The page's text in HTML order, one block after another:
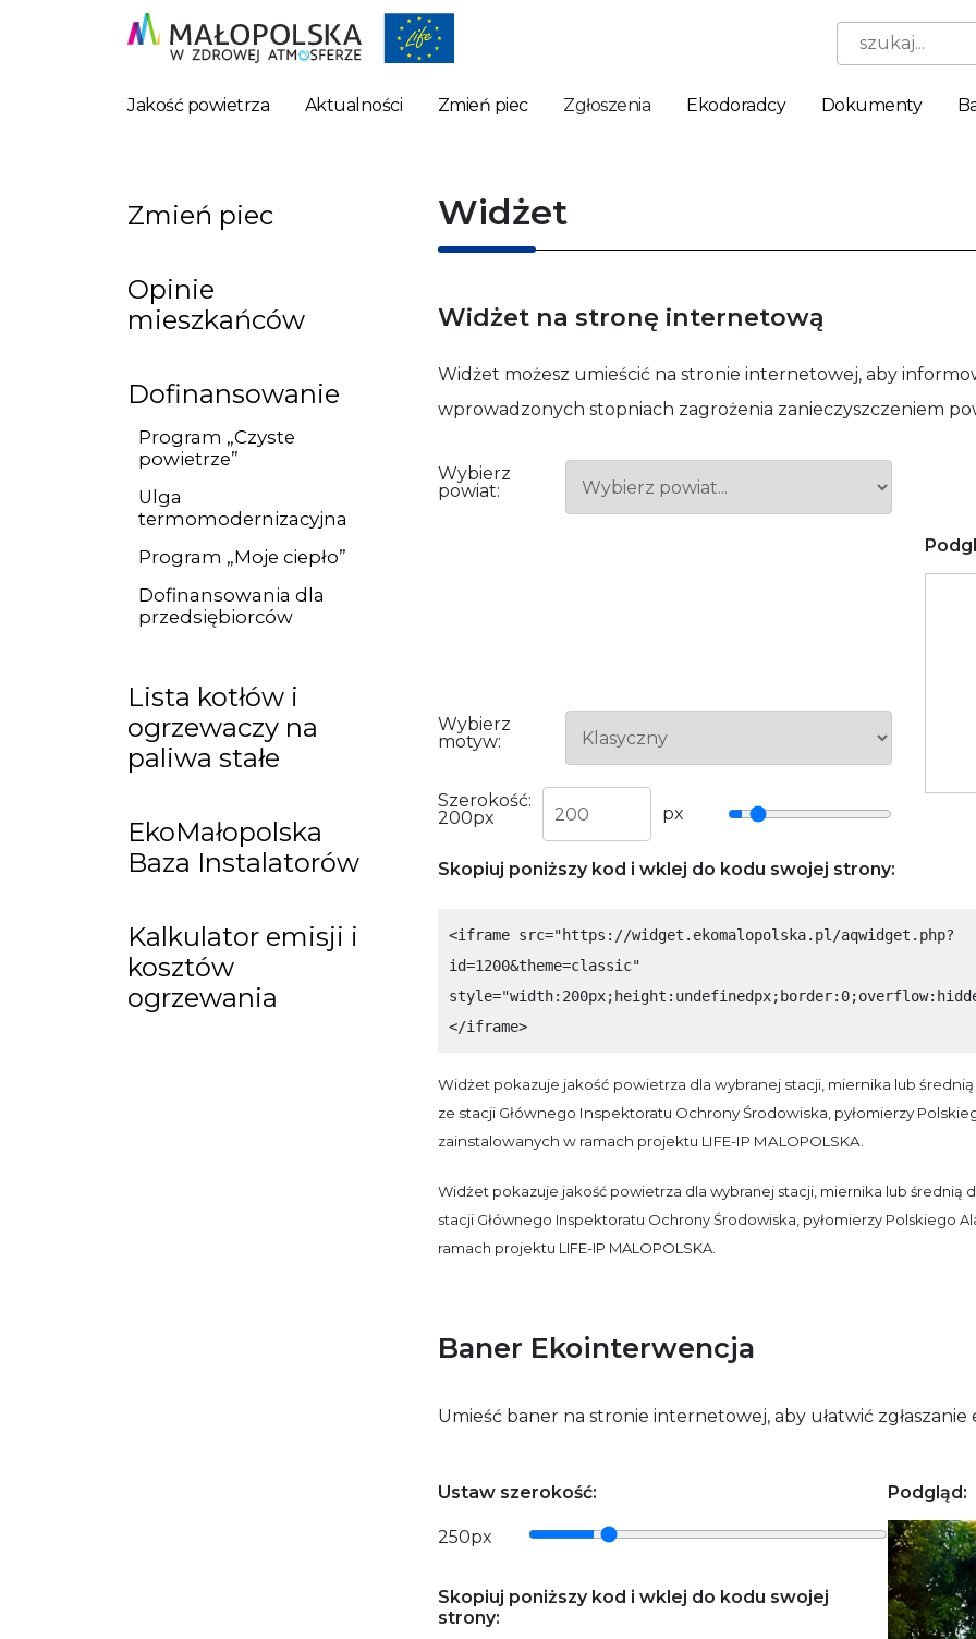
szukaj...
Jakość powietrza Aktualności Zmień piec Zgłoszenia Ekodoradcy Dokumenty
Zmień piec
Opinie
mieszkańców
Dofinansowanie
Program „Czyste
powietrze”
Ulga
termomodernizacyjna
Program „Moje ciepło”
Dofinansowania dla
przedsiębiorców
Lista kotłów i
ogrzewaczy na
paliwa stałe
EkoMałopolska
Baza Instalatorów
Kalkulator emisji i
kosztów
ogrzewania
Widżet
Widżet na stronę internetową
Widżet możesz umieścić na stronie internetowej, aby
wprowadzonych stopniach zagrożenia zanieczyszczeniem
Wybierz
powiat:
Wybierz
motyw:
Szerokość:
200px px
Skopiuj poniższy kod i wklej do kodu swojej strony:
<iframe src="https://widget.ekomalopolska.pl/aqwidget.php?
id=1200&theme=classic"
</iframe>
Widżet pokazuje jakość powietrza dla wybranej stacji, miernika lub
ze stacji Głównego Inspektoratu Ochrony Środowiska, pyłomierzy
zainstalowanych w ramach projektu LIFE-IP MALOPOLSKA.
Widżet pokazuje jakość powietrza dla wybranej stacji, miernika lub średnią
stacji Głównego Inspektoratu Ochrony Środowiska, pyłomierzy Polskiego
ramach projektu LIFE-IP MALOPOLSKA.
Baner Ekointerwencja
Umieść baner na stronie internetowej, aby ułatwić
Ustaw szerokość:
250px
Skopiuj poniższy kod i wklej do kodu swojej
strony:
Podgląd:
Niezbędne
Te pliki
cookie nie
opcjonalne.
do działania
structure,
website is
Aby nasza
działała jak
te pliki cookie,
niektóre
ze strony